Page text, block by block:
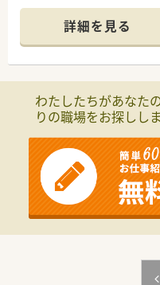
【店舗情報と応需状況に
■宇部線の丸尾駅から
箋をメインに1日平均
■常勤2名と事務2名の
中で一人ひとりの患者
【募集背景と求める人
■常勤薬剤師のパート
活躍できる正社員の方
■調剤経験5年以上の方
師の方の応募について
■地域の皆様に寄り添
ッフと円滑に連携でき
【法人特徴について】
■山口県内にて4店舗
詳細を見る
わたしたちがあなた
りの職場をお探ししま